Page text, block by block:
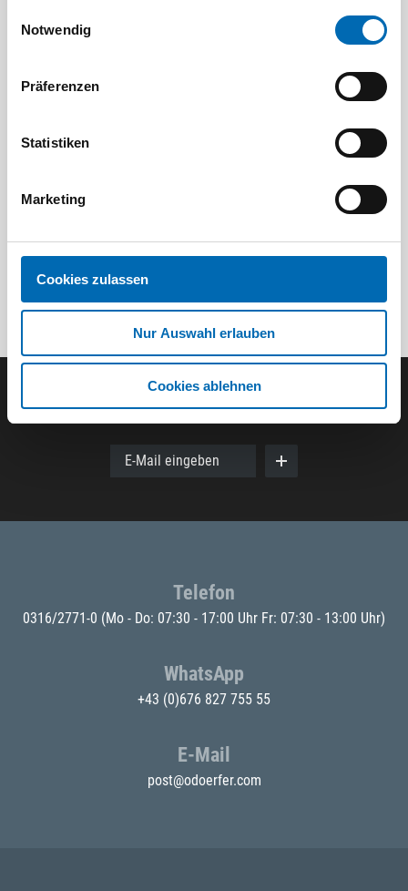
Notwendig
Präferenzen
Statistiken
Marketing
Cookies zulassen
Nur Auswahl erlauben
Cookies ablehnen
Artikel-Nr.
Der ODÖRFER Newsletter
E-Mail eingeben
Telefon
0316/2771-0 (Mo - Do: 07:30 - 17:00 Uhr Fr: 07:30 - 13:00 Uhr)
WhatsApp
+43 (0)676 827 755 55
E-Mail
post@odoerfer.com